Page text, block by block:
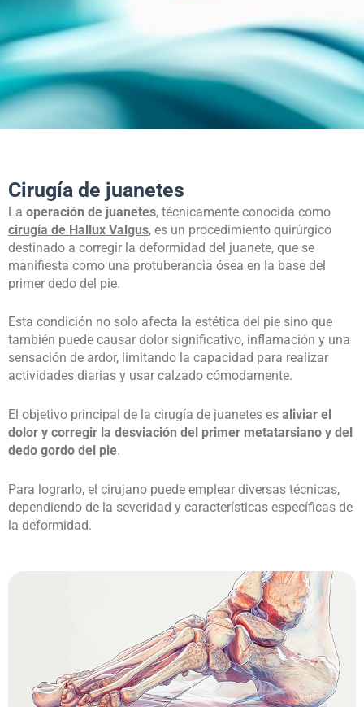
Cirugía de juanetes
La operación de juanetes, técnicamente conocida como
cirugía de Hallux Valgus, es un procedimiento quirúrgico
destinado a corregir la deformidad del juanete, que se
manifiesta como una protuberancia ósea en la base del
primer dedo del pie.
Esta condición no solo afecta la estética del pie sino que
también puede causar dolor significativo, inflamación y una
sensación de ardor, limitando la capacidad para realizar
actividades diarias y usar calzado cómodamente.
El objetivo principal de la cirugía de juanetes es aliviar el
dolor y corregir la desviación del primer metatarsiano y del
dedo gordo del pie.
Para lograrlo, el cirujano puede emplear diversas técnicas,
dependiendo de la severidad y características específicas de
la deformidad.